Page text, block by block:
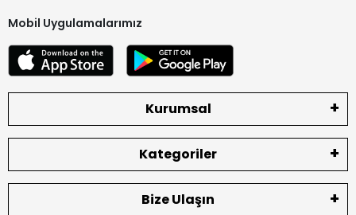
Mobil Uygulamalarımız
Kurumsal
Kategoriler
Bize Ulaşın